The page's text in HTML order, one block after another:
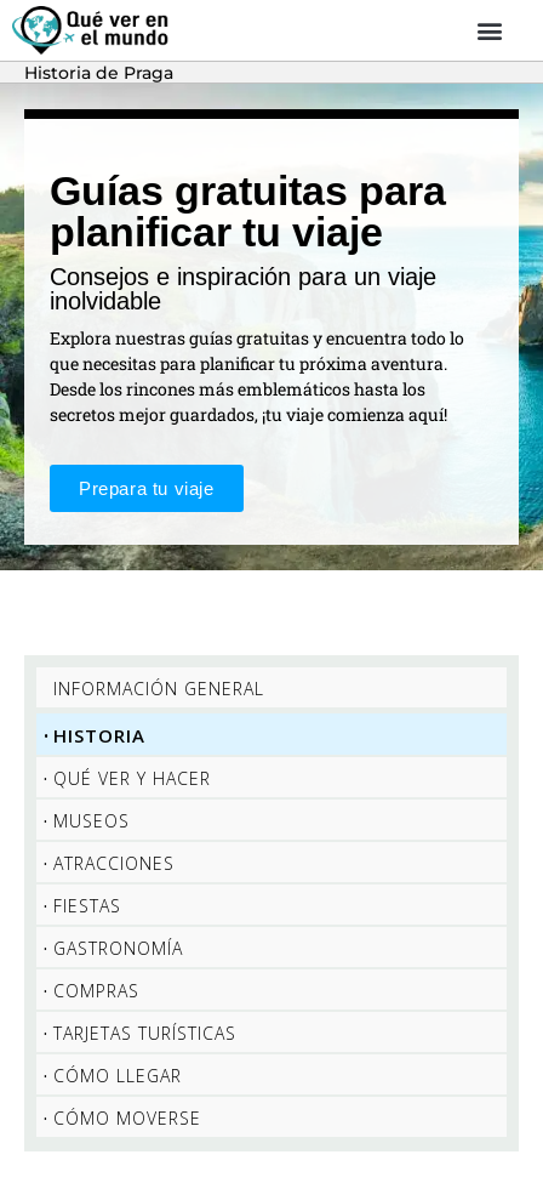
Historia de Praga
Guías gratuitas para
planificar tu viaje
Consejos e inspiración para un viaje
inolvidable
Explora nuestras guías gratuitas y encuentra todo lo
que necesitas para planificar tu próxima aventura.
Desde los rincones más emblemáticos hasta los
secretos mejor guardados, ¡tu viaje comienza aquí!
Prepara tu viaje
INFORMACIÓN GENERAL
HISTORIA
QUÉ VER Y HACER
MUSEOS
ATRACCIONES
FIESTAS
GASTRONOMÍA
COMPRAS
TARJETAS TURÍSTICAS
CÓMO LLEGAR
CÓMO MOVERSE